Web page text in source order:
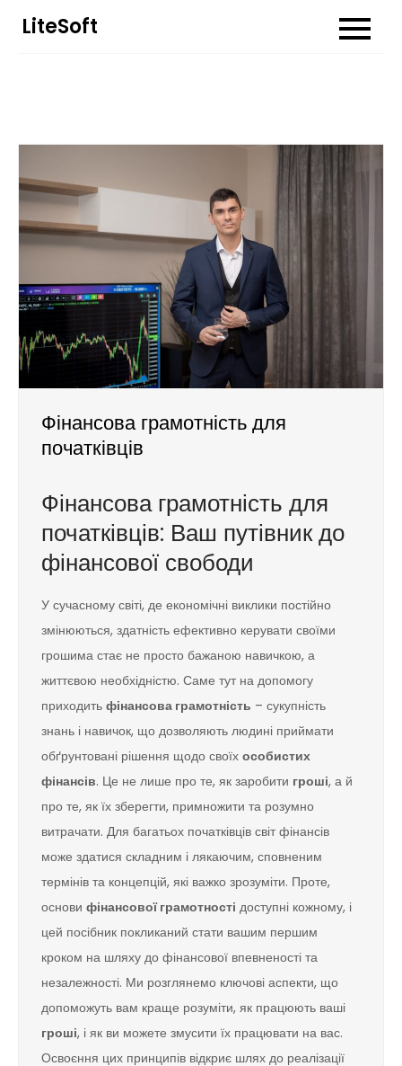
Перейти
LiteSoft
Фінансова грамотність для
початківців
Фінансова грамотність для
початківців: Ваш путівник до
фінансової свободи
У сучасному світі, де економічні виклики постійно
змінюються, здатність ефективно керувати своїми
грошима стає не просто бажаною навичкою, а
життєвою необхідністю. Саме тут на допомогу
приходить фінансова грамотність – сукупність
знань і навичок, що дозволяють людині приймати
обґрунтовані рішення щодо своїх особистих
фінансів. Це не лише про те, як заробити гроші, а й
про те, як їх зберегти, примножити та розумно
витрачати. Для багатьох початківців світ фінансів
може здатися складним і лякаючим, сповненим
термінів та концепцій, які важко зрозуміти. Проте,
основи фінансової грамотності доступні кожному, і
цей посібник покликаний стати вашим першим
кроком на шляху до фінансової впевненості та
незалежності. Ми розглянемо ключові аспекти, що
допоможуть вам краще розуміти, як працюють ваші
гроші, і як ви можете змусити їх працювати на вас.
Освоєння цих принципів відкриє шлях до реалізації